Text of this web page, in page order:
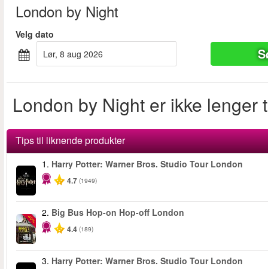
London by Night
Velg dato
lør, 8 aug 2026
London by Night er ikke lenger
Tips til liknende produkter
1. Harry Potter: Warner Bros. Studio Tour London
4.7 (1949)
-40%
2. Big Bus Hop-on Hop-off London
4.4 (189)
3. Harry Potter: Warner Bros. Studio Tour London